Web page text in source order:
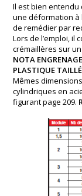
Il est bien
une déformation à
de remédier par
Lors de l’emploi, il
crémaillères sur
NOTA
PLASTIQUE
Mêmes
cylindriques en
figurant page 209.